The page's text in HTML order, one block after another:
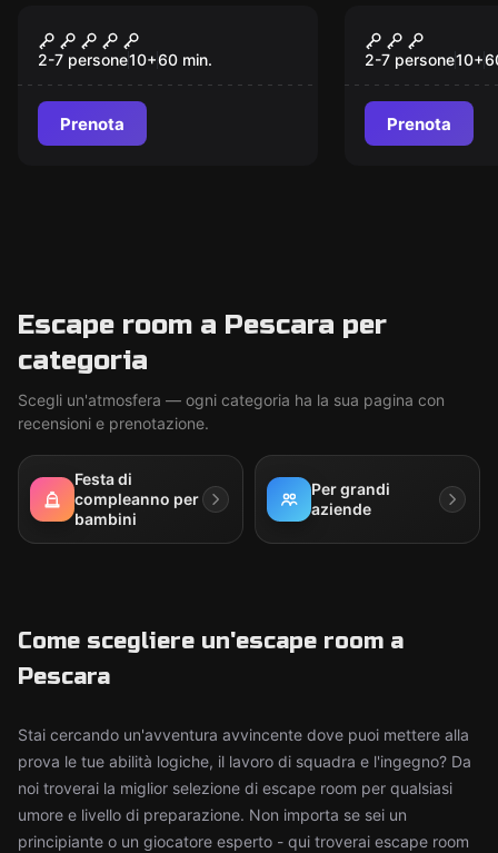
Monastero
Abbandonato
2-7 persone10+60 min.
Prenota
Elimina il
2-7 persone10+
Prenota
Escape room a Pescara per
categoria
Scegli un'atmosfera — ogni categoria ha la sua pagina con
recensioni e prenotazione.
Festa di
compleanno per
bambini
Per grandi
aziende
Come scegliere un'escape room a
Pescara
Stai cercando un'avventura avvincente dove puoi mettere alla
prova le tue abilità logiche, il lavoro di squadra e l'ingegno? Da
noi troverai la miglior selezione di escape room per qualsiasi
umore e livello di preparazione. Non importa se sei un
principiante o un giocatore esperto - qui troverai escape room